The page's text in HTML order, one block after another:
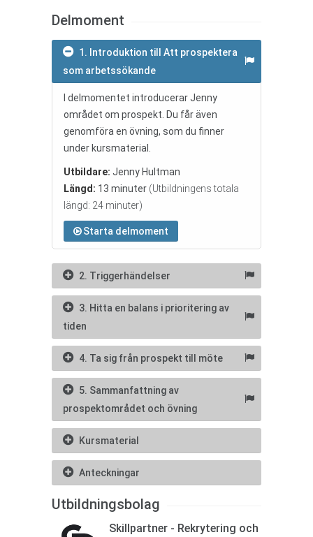
Delmoment
1. Introduktion till Att prospektera
som arbetssökande
I delmomentet introducerar Jenny
området om prospekt. Du får även
genomföra en övning, som du finner
under kursmaterial.
Utbildare: Jenny Hultman
Längd: 13 minuter (Utbildningens totala
längd: 24 minuter)
Starta delmoment
2. Triggerhändelser
3. Hitta en balans i prioritering av
tiden
4. Ta sig från prospekt till möte
5. Sammanfattning av
prospektområdet och övning
Kursmaterial
Anteckningar
Utbildningsbolag
Skillpartner - Rekrytering och